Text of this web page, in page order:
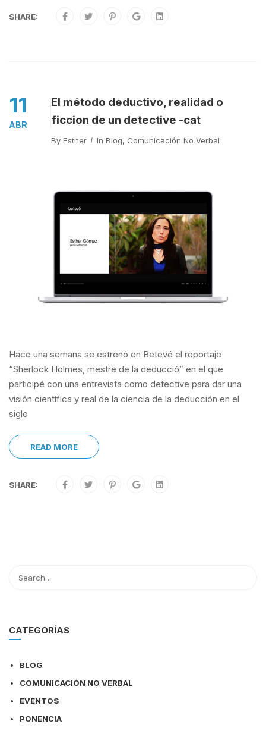
SHARE:
11
ABR
El método deductivo, realidad o
ficcion de un detective -cat
By Esther In Blog, Comunicación No Verbal
Hace una semana se estrenó en Betevé el reportaje
“Sherlock Holmes, mestre de la deducció” en el que
participé con una entrevista como detective para dar una
visión científica y real de la ciencia de la deducción en el
siglo
READ MORE
SHARE:
CATEGORÍAS
BLOG
COMUNICACIÓN NO VERBAL
EVENTOS
PONENCIA